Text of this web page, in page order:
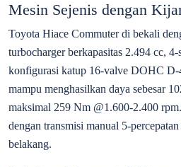
Mesin Sejenis dengan
Toyota Hiace Commuter di bekali
turbocharger berkapasitas 2.494 cc,
konfigurasi katup 16-valve DOHC
mampu menghasilkan daya sebesar
maksimal 259 Nm @1.600-2.400
dengan transmisi manual 5-
belakang.